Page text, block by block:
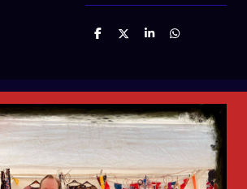
D
D
S
D